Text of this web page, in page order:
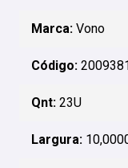
Marca: Vono
Código:
Qnt: 23U
Largura: